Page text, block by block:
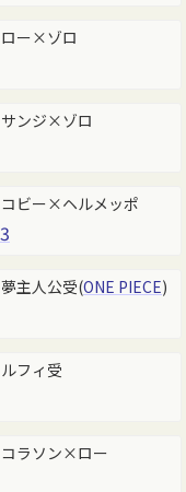
ロー×ゾロ
サンジ×ゾロ
コビー×ヘルメッポ
夢主人公受(ONE PIECE)
ルフィ受
コラソン×ロー